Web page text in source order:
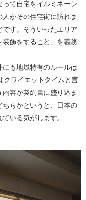
って自宅をイルミネーシ
がその住宅街に訪れま
す。そういったエリア
装飾をすること」を義務
も地域特有のルールは
クワイエットタイムと言
容が契約書に盛り込ま
ちらかというと、日本の
いる気がします。